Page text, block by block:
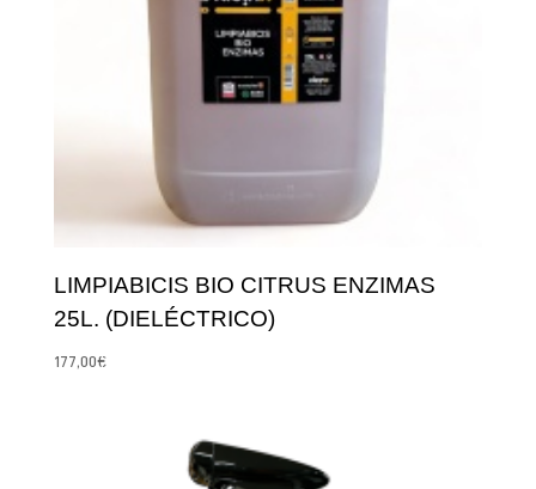
LIMPIABICIS BIO CITRUS ENZIMAS
25L. (DIELÉCTRICO)
177,00€